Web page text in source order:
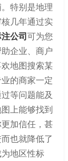
特别是地理
几年通过实
公司可为您
企业、商户
地图搜索某
的商家一定
等问题能及
上能够找到
加信任，甚
也就降低了
地区性标